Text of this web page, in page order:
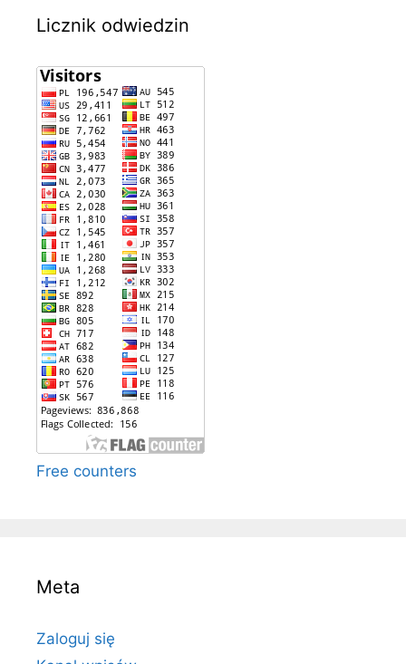
Licznik odwiedzin
Free counters
Meta
Zaloguj się